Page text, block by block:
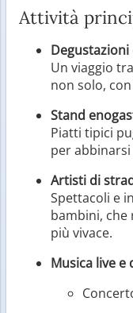
Attività
Un viaggio
non solo,
Stand
Piatti tipici
per
Artisti di
Spettacoli e
bambini,
più vivace.
Musica live e